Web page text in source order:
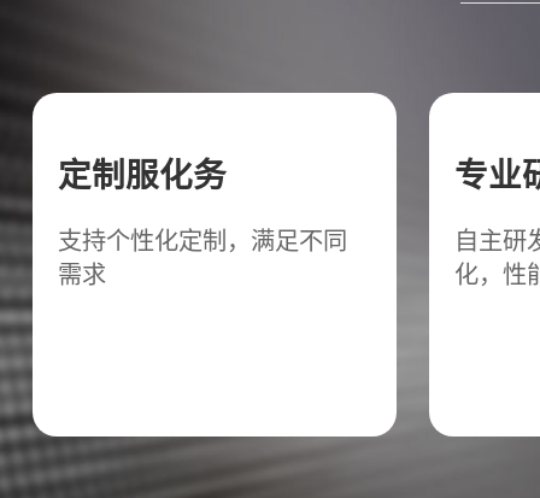
定制服化务
支持个性化定制，满足不同
需求
专业
自主研
化，性